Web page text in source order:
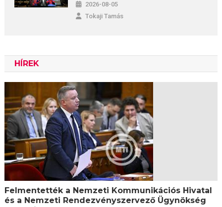
2026-08-05
Tokaji Tamás
HÍREK
Felmentették a Nemzeti Kommunikációs Hivatal
és a Nemzeti Rendezvényszervező Ügynökség